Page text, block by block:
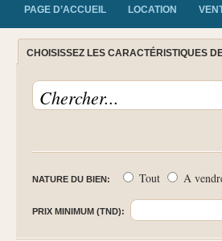
PAGE D’ACCUEIL LOCATION
CHOISISSEZ LES CARACTÉRISTIQUES
NATURE DU BIEN: Tout A
PRIX MINIMUM (TND):